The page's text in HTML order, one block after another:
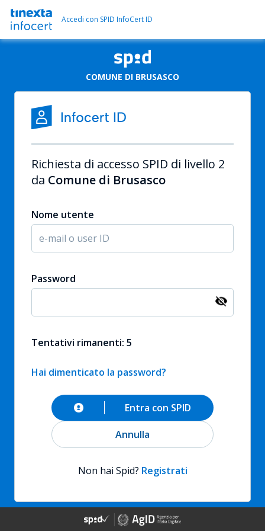
Accedi con SPID InfoCert ID
COMUNE DI BRUSASCO
Richiesta di accesso SPID di livello 2
da Comune di Brusasco
Nome utente
Password
Tentativi rimanenti: 5
Hai dimenticato la password?
Annulla
Entra con SPID
Non hai Spid? Registrati